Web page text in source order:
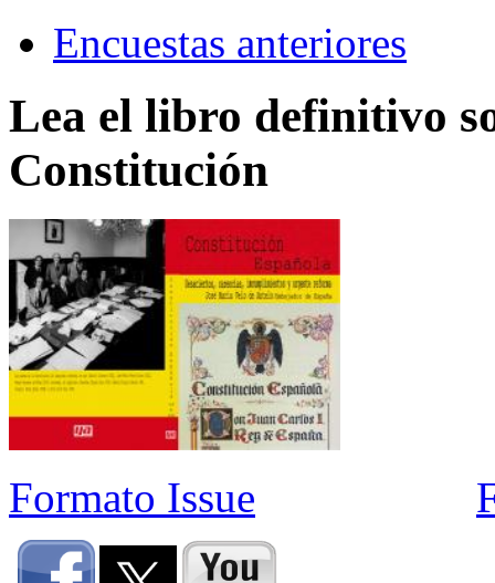
Encuestas anteriores
Lea el libro definitivo
Constitución
Formato Issue